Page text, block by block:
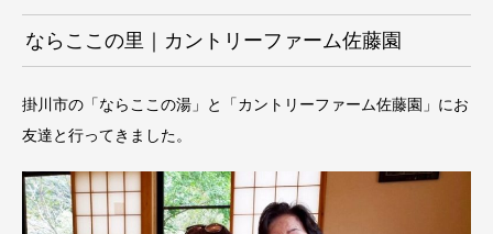
ならここの里｜カントリーファーム佐藤園
掛川市の「ならここの湯」と「カントリーファーム佐藤園」にお
友達と行ってきました。